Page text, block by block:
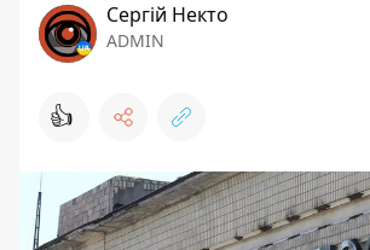
Сергій Некто
ADMIN
👍